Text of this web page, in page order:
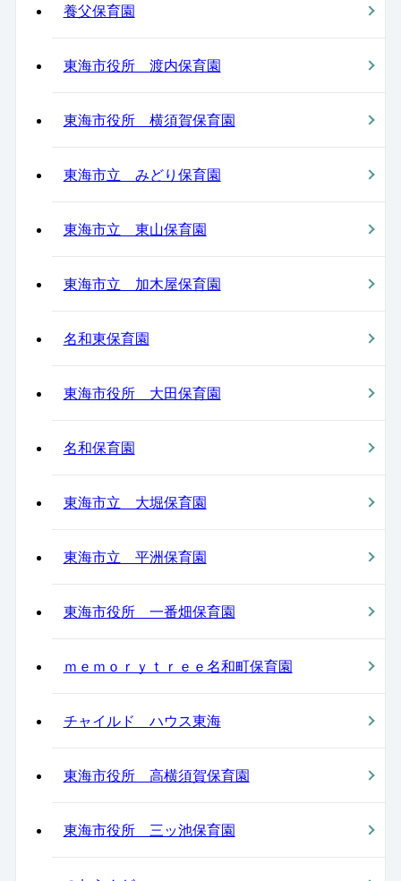
養父保育園
東海市役所 渡内保育園
東海市役所 横須賀保育園
東海市立 みどり保育園
東海市立 東山保育園
東海市立 加木屋保育園
名和東保育園
東海市役所 大田保育園
名和保育園
東海市立 大堀保育園
東海市立 平洲保育園
東海市役所 一番畑保育園
ｍｅｍｏｒｙｔｒｅｅ名和町保育園
チャイルド ハウス東海
東海市役所 高横須賀保育園
東海市役所 三ッ池保育園